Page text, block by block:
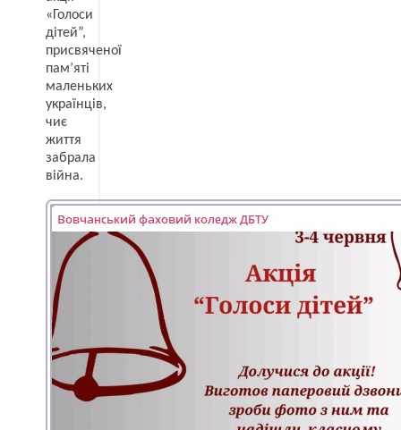
«Голоси
дітей”,
присвяченої
пам’яті
маленьких
українців,
чиє
життя
забрала
війна.